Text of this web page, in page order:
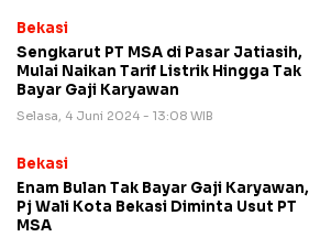
Bekasi
Sengkarut PT MSA di Pasar Jatiasih,
Mulai Naikan Tarif Listrik Hingga Tak
Bayar Gaji Karyawan
Selasa, 4 Juni 2024 - 13:08 WIB
Bekasi
Enam Bulan Tak Bayar Gaji Karyawan,
Pj Wali Kota Bekasi Diminta Usut PT
MSA